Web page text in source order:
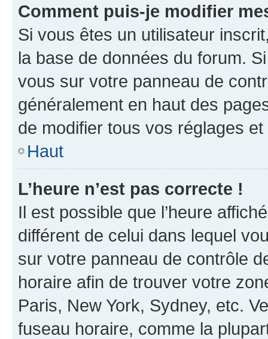
Comment puis-je modifier
Si vous êtes un utilisateur
la base de données du forum.
vous sur votre panneau de
généralement en haut des
de modifier tous vos réglages
Haut
L’heure n’est pas correcte !
Il est possible que l’heure
différent de celui dans lequel
sur votre panneau de contrôle
horaire afin de trouver votre
Paris, New York, Sydney, etc.
fuseau horaire, comme la